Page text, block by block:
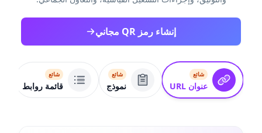
إنشاء رمز QR مجاني
شائع
عنوان URL
شائع
نموذج
شائع
قائمة روابط